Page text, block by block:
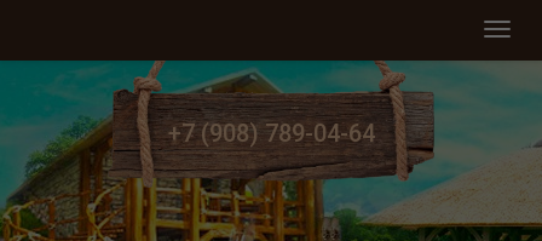
Меню
+7 (908) 789-04-64